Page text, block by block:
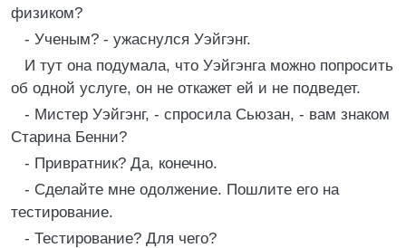
физиком?
- Ученым? - ужаснулся Уэйгэнг.
И тут она подумала, что Уэйгэнга можно попросить
об одной услуге, он не откажет ей и не подведет.
- Мистер Уэйгэнг, - спросила Сьюзан, - вам знаком
Старина Бенни?
- Привратник? Да, конечно.
- Сделайте мне одолжение. Пошлите его на
тестирование.
- Тестирование? Для чего?